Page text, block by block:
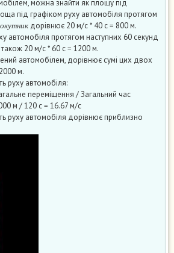
можна знайти як площу під
під графіком руху автомобіля протягом
оку тни к
дорівнює 20 м/с * 40 с = 800 м.
автомобіля протягом наступних 60 секунд
20 м/с * 60 с = 1200 м.
автомобілем, дорівнює сумі цих двох
м.
руху автомобіля:
переміщення / Загальний час
м / 120 с = 16.67 м/с
руху автомобіля дорівнює приблизно